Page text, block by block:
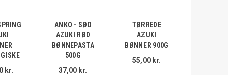
kr.
ANKO - SØD
AZUKI RØD
BØNNEPASTA
500G
37,00 kr.
TØRREDE
AZUKI
BØNNER 900G
55,00 kr.